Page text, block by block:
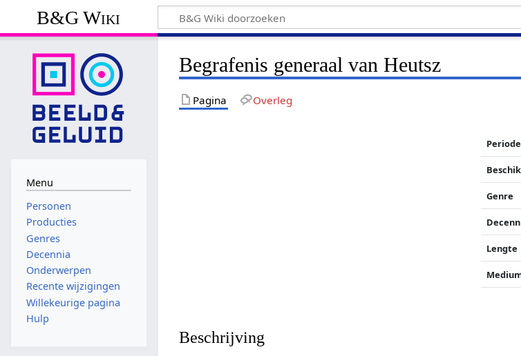
B&G Wiki
Begrafenis generaal van Heutsz
Pagina Overleg
Periode
Genre
Lengte
Beschrijving
Menu
Personen
Producties
Genres
Decennia
Onderwerpen
Recente wijzigingen
Willekeurige pagina
Hulp